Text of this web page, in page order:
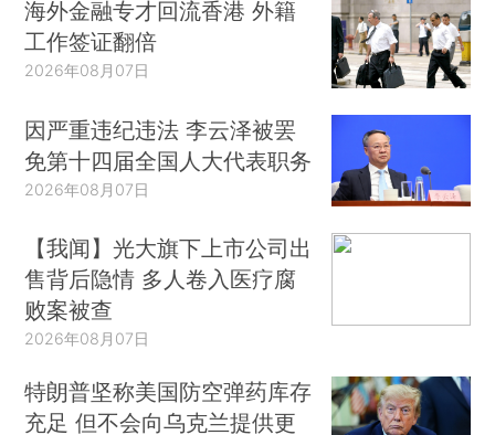
海外金融专才回流香港 外籍
工作签证翻倍
2026年08月07日
因严重违纪违法 李云泽被罢
免第十四届全国人大代表职务
2026年08月07日
【我闻】光大旗下上市公司出
售背后隐情 多人卷入医疗腐
败案被查
2026年08月07日
特朗普坚称美国防空弹药库存
充足 但不会向乌克兰提供更